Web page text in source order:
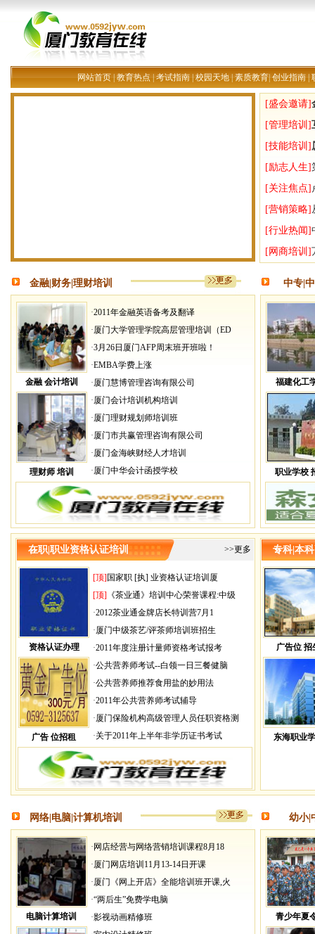
网站首页|教育热点|考试指南|校园天地|素质教育|创业指南|
[盛会邀请]
[管理培训]
[技能培训]
[励志人生]
[关注焦点]
[营销策略]
[行业热闻]
[网商培训]
金融|财务|理财培训
金融 会计培训
理财师 培训
·2011年金融英语备考及翻译
·厦门大学管理学院高层管理培训（ED
·3月26日厦门AFP周末班开班啦！
·EMBA学费上涨
·厦门慧博管理咨询有限公司
·厦门会计培训机构培训
·厦门理财规划师培训班
·厦门市共赢管理咨询有限公司
·厦门金海峡财经人才培训
·厦门中华会计函授学校
中专|
福建化工
职业学校
在职|职业资格认证培训 >>更多
资格认证办理
广告 位招租
[顶] 国家职 [执] 业资格认证培训厦
[顶] 《茶业通》培训中心荣誉课程:中级
·2012茶业通金牌店长特训营7月1
·厦门中级茶艺/评茶师培训班招生
·2011年度注册计量师资格考试报考
·公共营养师考试--白领一日三餐健脑
·公共营养师推荐食用盐的妙用法
·2011年公共营养师考试辅导
·厦门保险机构高级管理人员任职资格测
·关于2011年上半年非学历证书考试
专科|本科
广告位 招
东海职业
网络|电脑|计算机培训
电脑计算培训
· 网店经营与网络营销培训课程8月18
·厦门网店培训11月13-14日开课
·厦门《网上开店》全能培训班开课,火
·“两后生”免费学电脑
·影视动画精修班
幼小|
青少年夏